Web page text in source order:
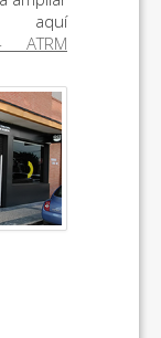
aquí
ATRM